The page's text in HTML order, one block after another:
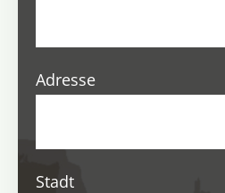
Adresse
Stadt